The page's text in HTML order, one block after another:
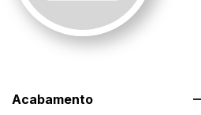
Acabamento